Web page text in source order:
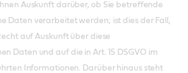
Auskunft darüber, ob Sie betreffende
Daten verarbeitet werden; ist dies der Fall,
auf Auskunft über diese
Daten und auf die in Art. 15 DSGVO im
Informationen. Darüber hinaus steht